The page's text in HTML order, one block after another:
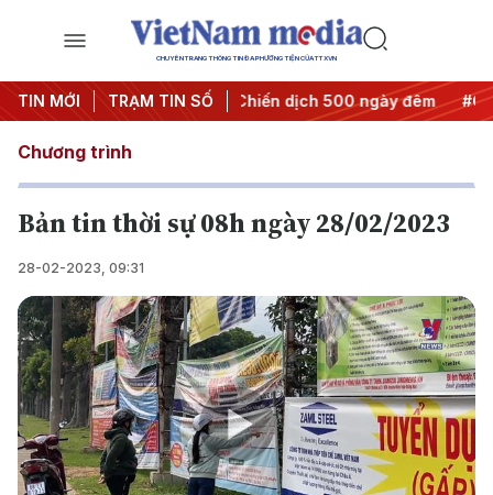
CHUYÊN TRANG THÔNG TIN ĐA PHƯƠNG TIỆN CỦA TTXVN
TIN MỚI TRẠM TIN SỐ
hành động #Chiến dịch 500 ngày đêm #Chống
Chương trình
Bản tin thời sự 08h ngày 28/02/2023
28-02-2023, 09:31
Play